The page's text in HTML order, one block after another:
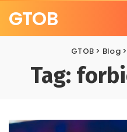
GTOB
GTOB > Blog>
Tag: